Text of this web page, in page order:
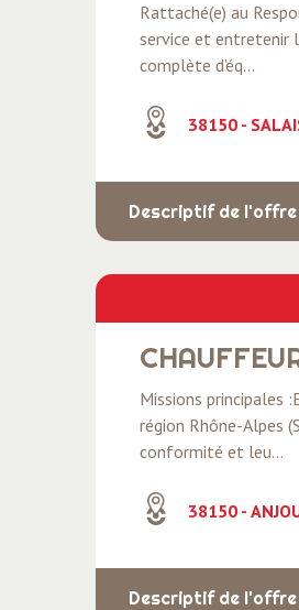
Rattaché(e) au
service et entretenir
complète d’éq...
38150 -
Descriptif de l'offre
Missions principales
région Rhône-Alpes
conformité et leu...
38150 -
Descriptif de l'offre